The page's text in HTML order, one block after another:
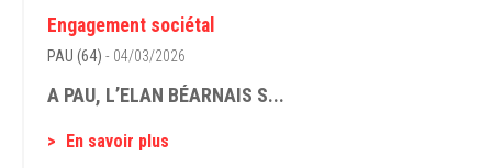
Engagement sociétal
PAU (64) - 04/03/2026
A PAU, L’ELAN BÉARNAIS S...
En savoir plus